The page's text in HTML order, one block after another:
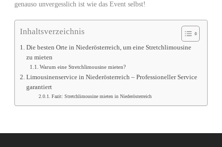
genauso unvergesslich ist wie das Event selbst!
Inhaltsverzeichnis
Die besten Orte in Niederösterreich, um eine Stretchlimousine
zu mieten
Warum eine Stretchlimousine mieten?
Limousinenservice in Niederösterreich – Professioneller Service
garantiert
Fazit: Stretchlimousine mieten in Niederösterreich